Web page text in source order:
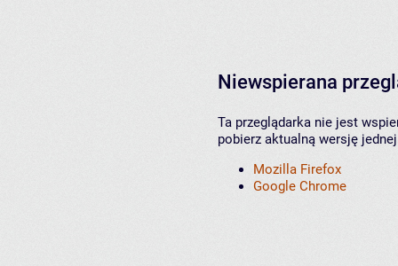
Niewspierana
Ta przeglądarka nie jest
pobierz aktualną wersję
Mozilla Firefox
Google Chrome